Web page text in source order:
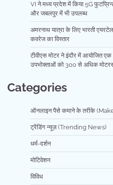
VI ने मध्य प्रदेश में किया 5G
और जबलपुर में भी उपलब्ध
अमरनाथ यात्रा के लिए भारती
कवरेज का विस्तार
टीवीएस मोटर ने इंदौर में आयोजित एक
उपभोक्ताओं को 300 से अधिक
Categories
ऑनलाइन पैसे कमाने के तरीके
ट्रेंडिंग न्यूज़ (Trending News)
धर्म-दर्शन
मोटिवेशन
विविध